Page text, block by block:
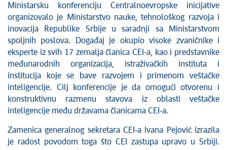
Ministarsku konferenciju Centralnoevropske inicijative
organizovalo je Ministarstvo nauke, tehnološkog razvoja i
inovacija Republike Srbije u saradnji sa Ministarstvom
spoljnih poslova. Događaj je okupio visoke zvaničnike i
eksperte iz svih 17 zemalja članica CEI-a, kao i predstavnike
međunarodnih organizacija, istraživačkih instituta i
institucija koje se bave razvojem i primenom veštačke
inteligencije. Cilj konferencije je da omogući otvorenu i
konstruktivnu razmenu stavova iz oblasti veštačke
inteligencije među državama članicama CEI-a.
Zamenica generalnog sekretara CEI-a Ivana Pejović izrazila
je radost povodom toga što CEI zastupa upravo u Srbiji.